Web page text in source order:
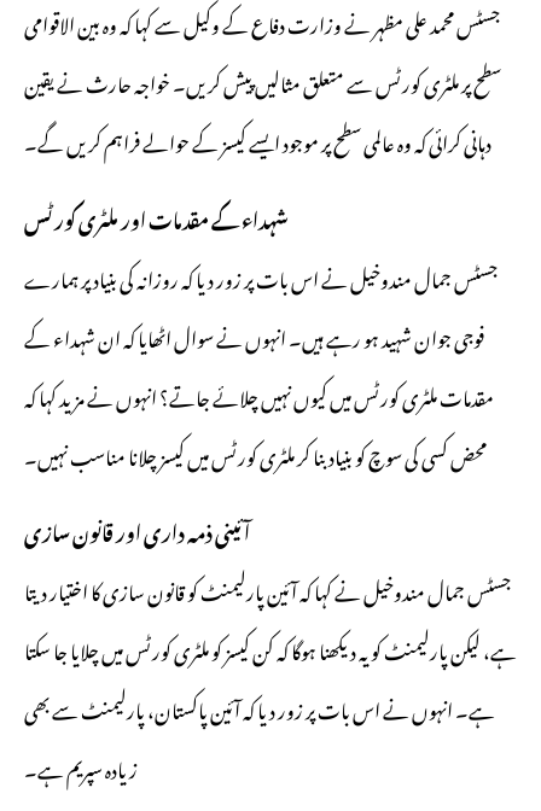
جسٹس محمد علی مظہر نے وزارت دفاع کے وکیل سے کہا کہ وہ بین الاقوامی
سطح پر ملٹری کورٹس سے متعلق مثالیں پیش کریں۔ خواجہ حارث نے یقین
دہانی کرائی کہ وہ عالمی سطح پر موجود ایسے کیسز کے حوالے فراہم کریں گے۔
شہداء کے مقدمات اور ملٹری کورٹس
جسٹس جمال مندوخیل نے اس بات پر زور دیا کہ روزانہ کی بنیاد پر ہمارے
فوجی جوان شہید ہو رہے ہیں۔ انہوں نے سوال اٹھایا کہ ان شہداء کے
مقدمات ملٹری کورٹس میں کیوں نہیں چلائے جاتے؟ انہوں نے مزید کہا کہ
محض کسی کی سوچ کو بنیاد بنا کر ملٹری کورٹس میں کیسز چلانا مناسب نہیں۔
آئینی ذمہ داری اور قانون سازی
جسٹس جمال مندوخیل نے کہا کہ آئین پارلیمنٹ کو قانون سازی کا اختیار دیتا
ہے، لیکن پارلیمنٹ کو یہ دیکھنا ہوگا کہ کن کیسز کو ملٹری کورٹس میں چلایا جا سکتا
ہے۔ انہوں نے اس بات پر زور دیا کہ آئین پاکستان، پارلیمنٹ سے بھی
زیادہ سپریم ہے۔